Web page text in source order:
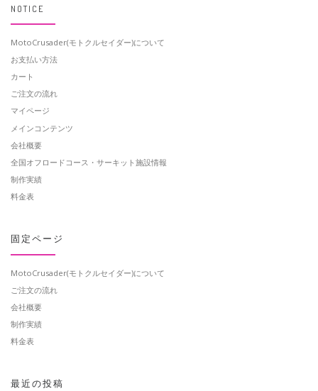
NOTICE
MotoCrusader(モトクルセイダー)について
お支払い方法
カート
ご注文の流れ
マイページ
メインコンテンツ
会社概要
全国オフロードコース・サーキット施設情報
制作実績
料金表
固定ページ
MotoCrusader(モトクルセイダー)について
ご注文の流れ
会社概要
制作実績
料金表
最近の投稿